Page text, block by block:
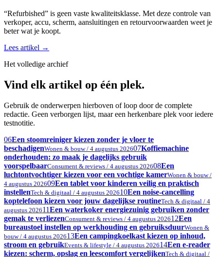
“Refurbished” is geen vaste kwaliteitsklasse. Met deze controle van
verkoper, accu, scherm, aansluitingen en retourvoorwaarden weet je
beter wat je koopt.
Lees artikel →
Het volledige archief
Vind elk artikel op één plek.
Gebruik de onderwerpen hierboven of loop door de complete
redactie. Geen verborgen lijst, maar een herkenbare plek voor iedere
testnotitie.
06Een stoomreiniger kiezen zonder je vloer te
beschadigenWonen & bouw / 4 augustus 202607Koffiemachine
onderhouden: zo maak je dagelijks gebruik
voorspelbaarConsument & reviews / 4 augustus 202608Een
luchtontvochtiger kiezen voor een vochtige kamerWonen & bouw /
4 augustus 202609Een tablet voor kinderen veilig en praktisch
instellenTech & digitaal / 4 augustus 202610Een noise-cancelling
koptelefoon kiezen voor jouw dagelijkse routineTech & digitaal / 4
augustus 202611Een waterkoker energiezuinig gebruiken zonder
gemak te verliezenConsument & reviews / 4 augustus 202612Een
bureaustoel instellen op werkhouding en gebruiksduurWonen &
bouw / 4 augustus 202613Een campingkoelkast kiezen op inhoud,
stroom en gebruikEvents & lifestyle / 4 augustus 202614Een e-reader
kiezen: scherm, opslag en leescomfort vergelijkenTech & digitaal /